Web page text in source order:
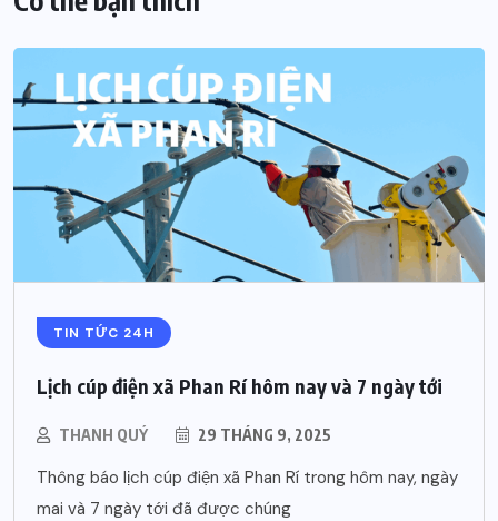
TIN TỨC 24H
Lịch cúp điện xã Phan Rí hôm nay và 7 ngày tới
THANH QUÝ 29 THÁNG 9, 2025
Thông báo lịch cúp điện xã Phan Rí trong hôm nay, ngày
mai và 7 ngày tới đã được chúng